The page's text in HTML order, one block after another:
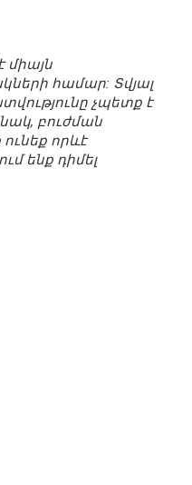
միայն
համար: Տվյալ
չպետք է
բուժման
որևէ
ենք դիմել